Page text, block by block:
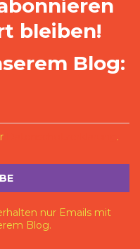
bleiben!
Blog:
.
nur Emails mit
Blog.